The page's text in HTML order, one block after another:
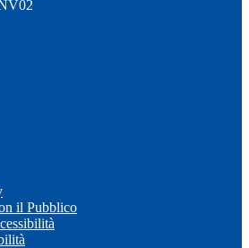
il Pubblico